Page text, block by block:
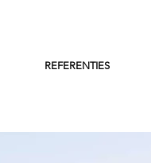
REFERENTIES